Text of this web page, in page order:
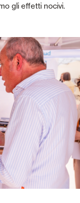
gli effetti nocivi.